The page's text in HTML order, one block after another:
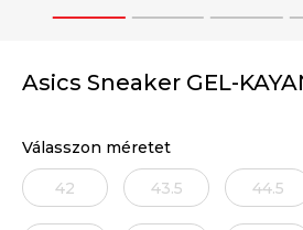
1 2 3
Asics Sneaker GEL-
Válasszon méretet
42 43.5 44.5